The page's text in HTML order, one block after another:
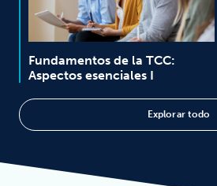
Fundamentos de la TCC:
Aspectos esenciales I
Explorar todo